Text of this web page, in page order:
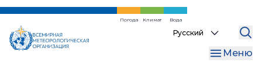
Перейти
основному
содержанию
Погода Климат Вода
Select
language
Меню